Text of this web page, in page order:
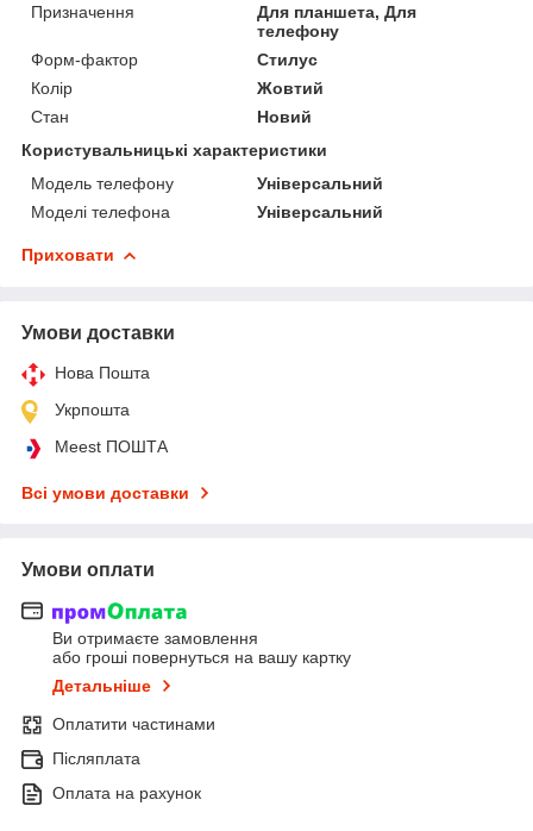
Призначення
Для планшета, Для
телефону
Форм-фактор
Стилус
Колір
Жовтий
Стан
Новий
Користувальницькі характеристики
Модель телефону
Універсальний
Моделі телефона
Універсальний
Приховати
Умови доставки
Нова Пошта
Укрпошта
Meest ПОШТА
Всі умови доставки
Умови оплати
Ви отримаєте замовлення
або гроші повернуться на вашу картку
Детальніше
Оплатити частинами
Післяплата
Оплата на рахунок